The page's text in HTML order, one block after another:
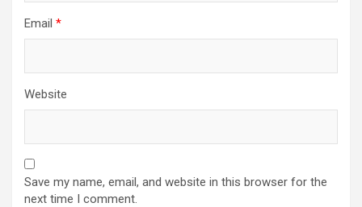
Email *
Website
Save my name, email, and website in this browser for the
next time I comment.